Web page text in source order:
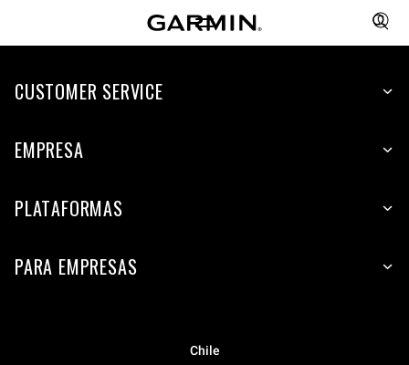
CUSTOMER SERVICE
EMPRESA
PLATAFORMAS
PARA EMPRESAS
Chile